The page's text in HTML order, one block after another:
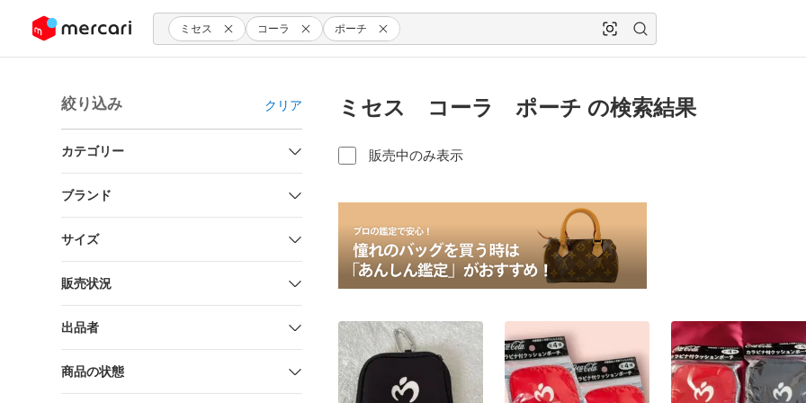
ツにスキップ ミセス コーラ ポーチ
絞り込み クリア
カテゴリー
ブランド
サイズ
販売状況
出品者
商品の状態
ミセス コーラ ポーチ の検索結果
販売中のみ表示